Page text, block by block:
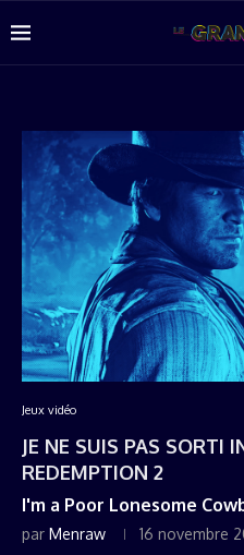
Jeux vidéo
JE NE SUIS PAS SORTI
REDEMPTION 2
I'm a Poor Lonesome
par Menraw 16 novembre